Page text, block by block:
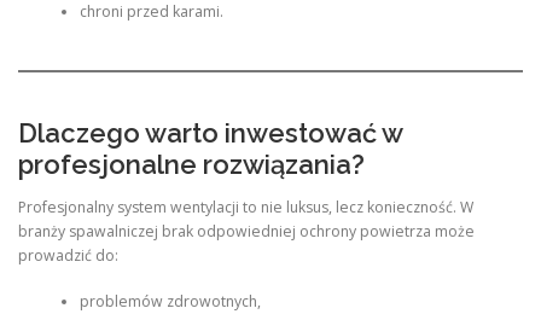
chroni przed karami.
Dlaczego warto inwestować w
profesjonalne rozwiązania?
Profesjonalny system wentylacji to nie luksus, lecz konieczność. W
branży spawalniczej brak odpowiedniej ochrony powietrza może
prowadzić do:
problemów zdrowotnych,